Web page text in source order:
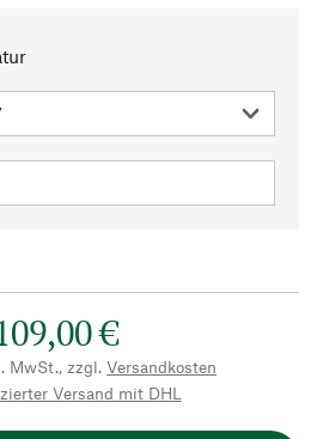
€
MwSt., zzgl. Versandkosten
Versand mit DHL